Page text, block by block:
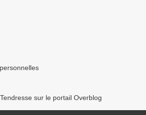
sur le portail Overblog